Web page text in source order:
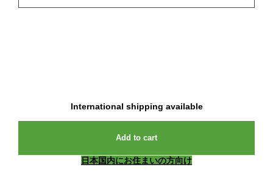
International shipping available
Add to cart
日本国内にお住まいの方向け